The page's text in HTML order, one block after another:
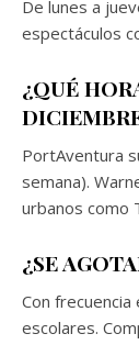
De lunes a
espectáculos
¿QUÉ
PortAventura
semana).
urbanos como
¿SE
Con
escolares.